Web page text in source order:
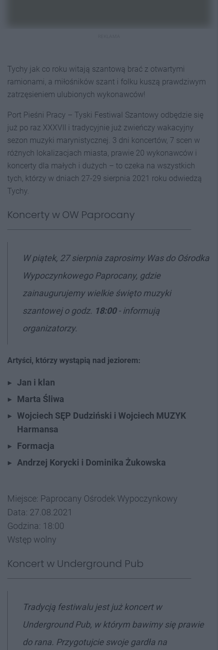
Tychy jak co roku witają szantową brać z otwartymi
ramionami, a miłośników szant i folku kuszą prawdziwym
zatrzęsieniem ulubionych wykonawców!
Port Pieśni Pracy – Tyski Festiwal Szantowy odbędzie się
już po raz XXXVII i tradycyjnie już zwieńczy wakacyjny
sezon muzyki marynistycznej. 3 dni koncertów, 7 scen w
różnych lokalizacjach miasta, prawie 20 wykonawców i
koncerty dla małych i dużych – to czeka na wszystkich
tych, którzy w dniach 27-29 sierpnia 2021 roku odwiedzą
Tychy.
Koncerty w OW Paprocany
W piątek, 27 sierpnia zaprosimy Was do Ośrodka
Wypoczynkowego Paprocany, gdzie
zainaugurujemy wielkie święto muzyki
szantowej o godz. 18:00- informują
organizatorzy.
Artyści, którzy wystąpią nad jeziorem:
Jan i klan
Marta Śliwa
Wojciech SĘP Dudziński i Wojciech MUZYK
Harmansa
Formacja
Andrzej Korycki i Dominika Żukowska
Miejsce: Paprocany Ośrodek Wypoczynkowy
Data: 27.08.2021
Godzina: 18:00
Wstęp wolny
Koncert w Underground Pub
Tradycją festiwalu jest już koncert w
Underground Pub, w którym bawimy się prawie
do rana. Przygotujcie swoje gardła na